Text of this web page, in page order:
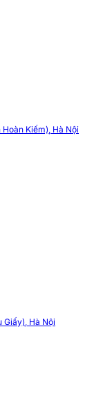
Kiếm), Hà Nội
Giấy), Hà Nội